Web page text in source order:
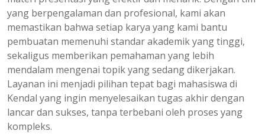
yang berpengalaman dan profesional, kami akan
memastikan bahwa setiap karya yang kami bantu
pembuatan memenuhi standar akademik yang tinggi,
sekaligus memberikan pemahaman yang lebih
mendalam mengenai topik yang sedang dikerjakan.
Layanan ini menjadi pilihan tepat bagi mahasiswa di
Kendal yang ingin menyelesaikan tugas akhir dengan
lancar dan sukses, tanpa terbebani oleh proses yang
kompleks.